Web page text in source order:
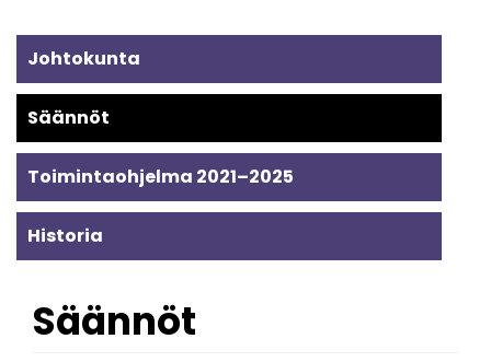
Alavalikko
-
yhdistys
Johtokunta
Säännöt
Toimintaohjelma 2021–2025
Historia
Säännöt